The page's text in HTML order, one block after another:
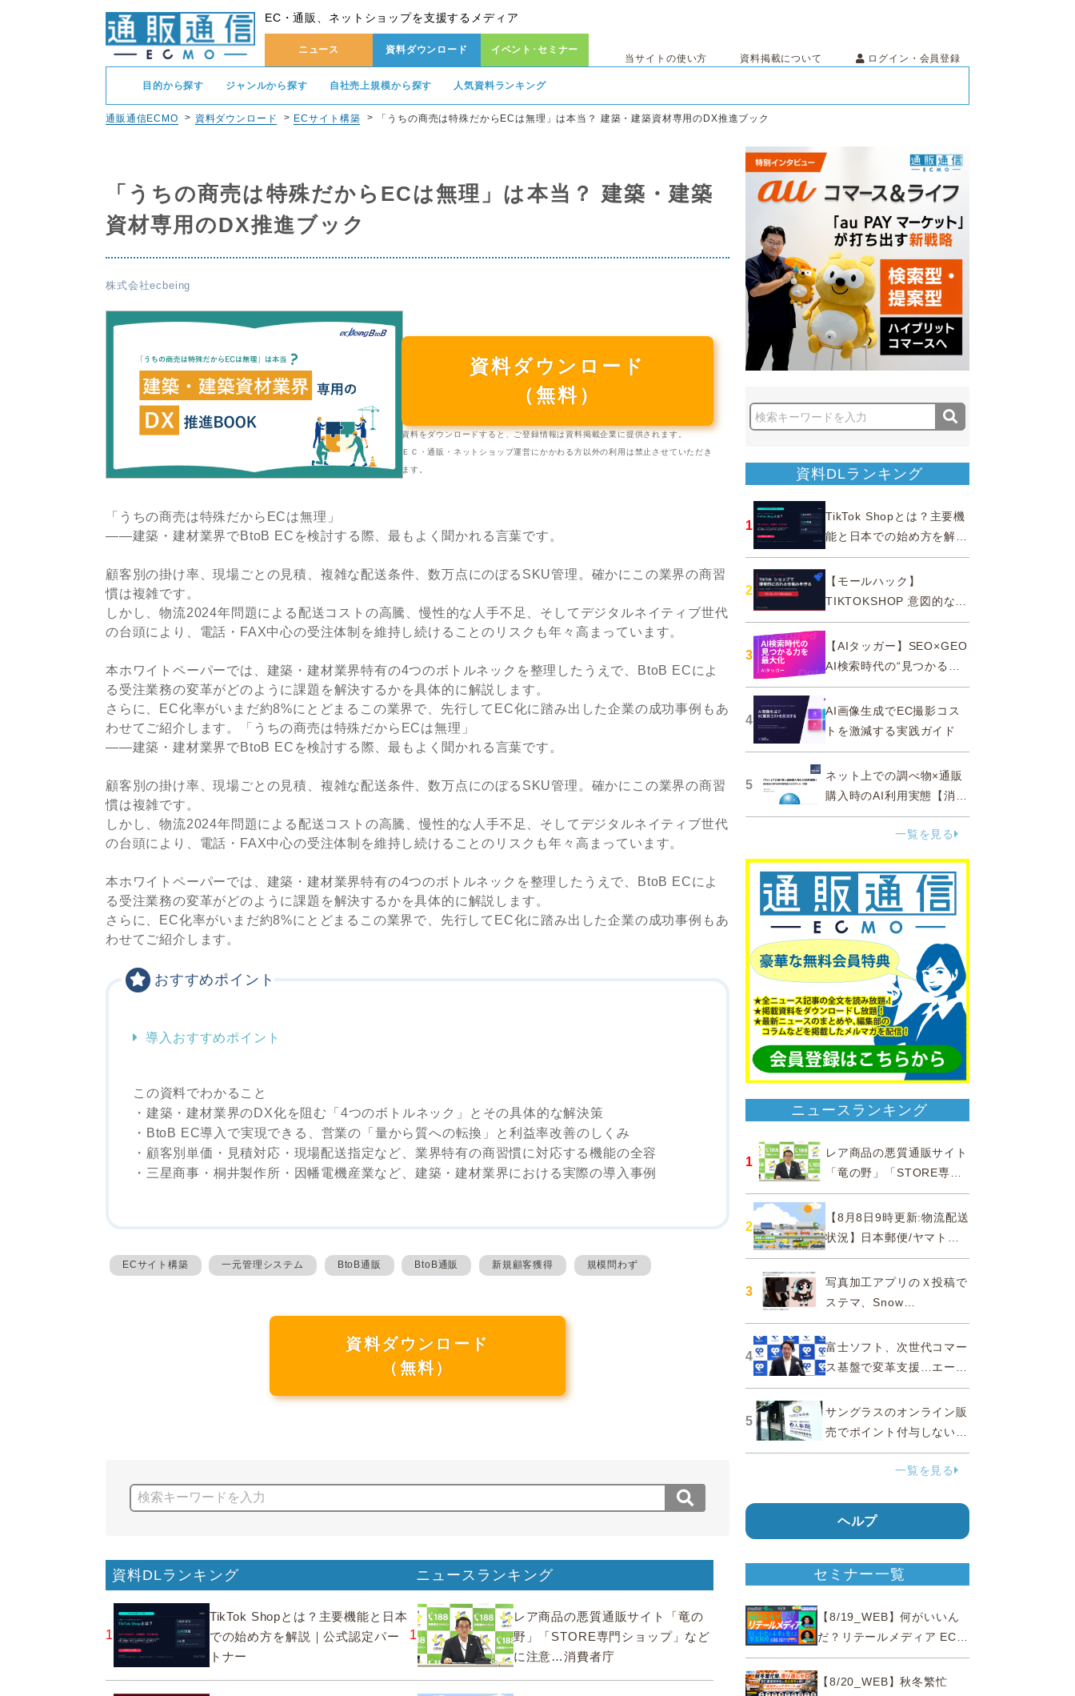
EC・通販、ネットショップを支援するメディア
ニュース 資料ダウンロード イベント･セミナー
当サイトの使い方 資料掲載について ログイン・会員登録
目的から探す ジャンルから探す 自社売上規模から探す 人気資料ランキング
通販通信ECMO 資料ダウンロード ECサイト構築 「うちの商売は特殊だからECは無理」は本当？ 建築・建築資材専用のDX推進ブック
「うちの商売は特殊だからECは無理」は本当？ 建築・建築
資材専用のDX推進ブック
株式会社ecbeing
資料ダウンロード
（無料）
資料をダウンロードすると、ご登録情報は資料掲載企業に提供されます。
ＥＣ・通販・ネットショップ運営にかかわる方以外の利用は禁止させていただき
ます。
「うちの商売は特殊だからECは無理」
——建築・建材業界でBtoB ECを検討する際、最もよく聞かれる言葉です。
顧客別の掛け率、現場ごとの見積、複雑な配送条件、数万点にのぼるSKU管理。確かにこの業界の商習
慣は複雑です。
しかし、物流2024年問題による配送コストの高騰、慢性的な人手不足、そしてデジタルネイティブ世代
の台頭により、電話・FAX中心の受注体制を維持し続けることのリスクも年々高まっています。
本ホワイトペーパーでは、建築・建材業界特有の4つのボトルネックを整理したうえで、BtoB ECによ
る受注業務の変革がどのように課題を解決するかを具体的に解説します。
さらに、EC化率がいまだ約8%にとどまるこの業界で、先行してEC化に踏み出した企業の成功事例もあ
わせてご紹介します。「うちの商売は特殊だからECは無理」
——建築・建材業界でBtoB ECを検討する際、最もよく聞かれる言葉です。
顧客別の掛け率、現場ごとの見積、複雑な配送条件、数万点にのぼるSKU管理。確かにこの業界の商習
慣は複雑です。
しかし、物流2024年問題による配送コストの高騰、慢性的な人手不足、そしてデジタルネイティブ世代
の台頭により、電話・FAX中心の受注体制を維持し続けることのリスクも年々高まっています。
本ホワイトペーパーでは、建築・建材業界特有の4つのボトルネックを整理したうえで、BtoB ECによ
る受注業務の変革がどのように課題を解決するかを具体的に解説します。
さらに、EC化率がいまだ約8%にとどまるこの業界で、先行してEC化に踏み出した企業の成功事例もあ
わせてご紹介します。
おすすめポイント
導入おすすめポイント
この資料でわかること
・建築・建材業界のDX化を阻む「4つのボトルネック」とその具体的な解決策
・BtoB EC導入で実現できる、営業の「量から質への転換」と利益率改善のしくみ
・顧客別単価・見積対応・現場配送指定など、業界特有の商習慣に対応する機能の全容
・三星商事・桐井製作所・因幡電機産業など、建築・建材業界における実際の導入事例
ECサイト構築 一元管理システム BtoB通販 BtoB通販 新規顧客獲得 規模問わず
資料ダウンロード
（無料）
資料DLランキング
1
TikTok Shopとは？主要機能と日本
での始め方を解説｜公式認定パー
トナー
ニュースランキング
1
レア商品の悪質通販サイト「竜の
野」「STORE専門ショップ」など
に注意…消費者庁
資料DLランキング
1
TikTok Shopとは？主要機
能と日本での始め方を解説
｜公式認定パートナー
2
【モールハック】
TIKTOKSHOP 意図的なバ
ズを生む法則
3
【AIタッガー】SEO×GEO
AI検索時代の“見つかる
力”を最大化
4
AI画像生成でEC撮影コス
トを激減する実践ガイド
5
ネット上での調べ物×通販
購入時のAI利用実態【消費
者調査 2025】
一覧を見る
ニュースランキング
1
レア商品の悪質通販サイト
「竜の野」「STORE専門
ショップ」などに注意…消
費者庁
2
【8月8日9時更新:物流配送
状況】日本郵便/ヤマト運
輸/佐川急便/西濃運輸/福山
通運
3
写真加工アプリのＸ投稿で
ステマ、Snow
Corporationと日本法人に
措置命令
4
富士ソフト、次世代コマー
ス基盤で変革支援…エージ
ェンティックコマースに対
応
5
サングラスのオンライン販
売でポイント付与しないよ
う要請、ルックスオティカ
ジャパンが確約手続
一覧を見る
ヘルプ
セミナー一覧
【8/19_WEB】何がいいん
だ？リテールメディア EC・
小売の未来を変える事業戦
略【8/20_WEB】秋冬繁忙